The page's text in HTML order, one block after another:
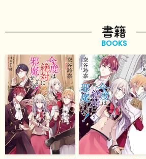
書籍
BOOKS